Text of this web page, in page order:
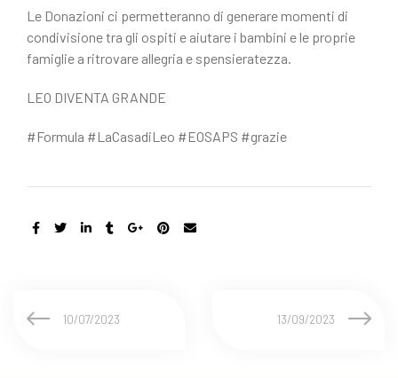
Le Donazioni ci permetteranno di generare momenti di
condivisione tra gli ospiti e aiutare i bambini e le proprie
famiglie a ritrovare allegria e spensieratezza.
LEO DIVENTA GRANDE
#Formula #LaCasadiLeo #EOSAPS #grazie
10/07/2023 13/09/2023